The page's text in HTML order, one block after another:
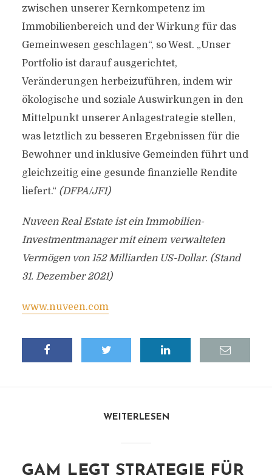
zwischen unserer Kernkompetenz im
Immobilienbereich und der Wirkung für das
Gemeinwesen geschlagen“, so West. „Unser
Portfolio ist darauf ausgerichtet,
Veränderungen herbeizuführen, indem wir
ökologische und soziale Auswirkungen in den
Mittelpunkt unserer Anlagestrategie stellen,
was letztlich zu besseren Ergebnissen für die
Bewohner und inklusive Gemeinden führt und
gleichzeitig eine gesunde finanzielle Rendite
liefert.“ (DFPA/JF1)
Nuveen Real Estate ist ein Immobilien-
Investmentmanager mit einem verwalteten
Vermögen von 152 Milliarden US-Dollar. (Stand
31. Dezember 2021)
www.nuveen.com
WEITERLESEN
GAM LEGT STRATEGIE FÜR